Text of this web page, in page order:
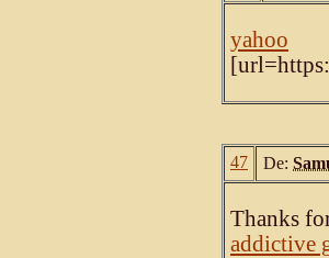
yahoo
47 De:
Thanks
addictive